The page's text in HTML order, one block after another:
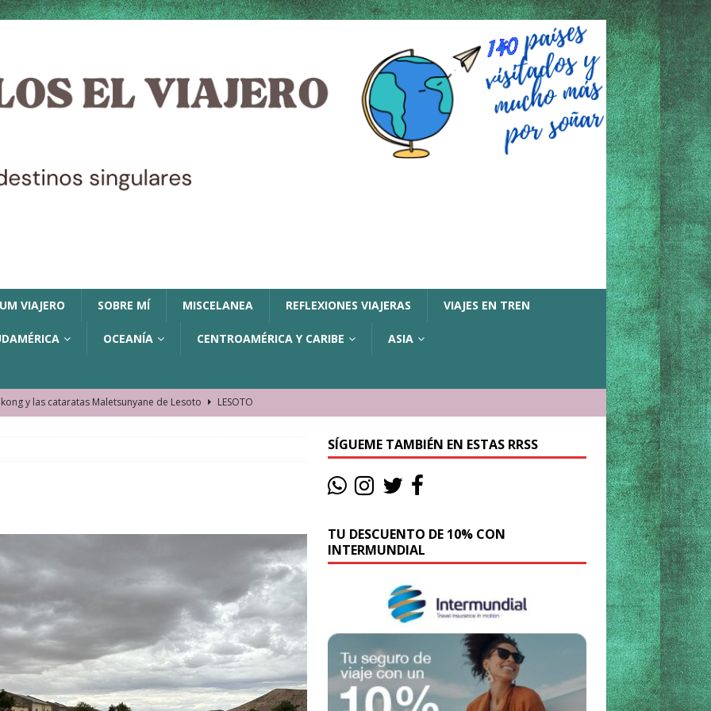
VIAJERO SOBRE MÍ MISCELANEA REFLEXIONES VIAJERAS VIAJES EN TREN
OCEANÍA CENTROAMÉRICA Y CARIBE ASIA
y las cataratas Maletsunyane de Lesoto
LESOTO
La historia de la misteriosa avioneta de la playa
JAMAICA
SEYCHELLES
BARÉIN
El barrio más castizo de Malabo GUINEA ECUATORIAL
SÍGUEME TAMBIÉN EN ESTAS RRSS
TU DESCUENTO DE 10% CON
INTERMUNDIAL